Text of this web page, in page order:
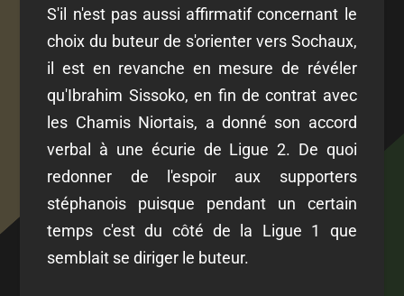
S'il n'est pas aussi affirmatif concernant le
choix du buteur de s'orienter vers Sochaux,
il est en revanche en mesure de révéler
qu'Ibrahim Sissoko, en fin de contrat avec
les Chamis Niortais, a donné son accord
verbal à une écurie de Ligue 2. De quoi
redonner de l'espoir aux supporters
stéphanois puisque pendant un certain
temps c'est du côté de la Ligue 1 que
semblait se diriger le buteur.